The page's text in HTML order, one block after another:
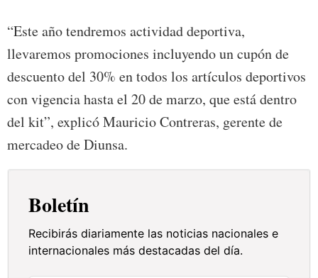
“Este año tendremos actividad deportiva,
llevaremos promociones incluyendo un cupón de
descuento del 30% en todos los artículos deportivos
con vigencia hasta el 20 de marzo, que está dentro
del kit”, explicó Mauricio Contreras, gerente de
mercadeo de Diunsa.
Boletín
Recibirás diariamente las noticias nacionales e
internacionales más destacadas del día.